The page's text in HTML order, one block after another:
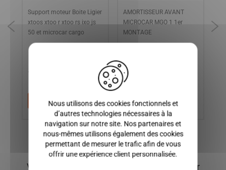
Support moteur Boite Ligier
xtoos xtoo r xtoo rs ixo js
50 et microcar cargo
Ajouter au panier
AMORTISSEUR AVANT
MICROCAR MGO 1 1er
MONTAGE
50,00 €
Ajouter au panier
Vous pourriez également être intéressé par
Nous utilisons des cookies fonctionnels et
d’autres technologies nécessaires à la
navigation sur notre site. Nos partenaires et
nous-mêmes utilisons également des cookies
permettant de mesurer le trafic afin de vous
offrir une expérience client personnalisée.